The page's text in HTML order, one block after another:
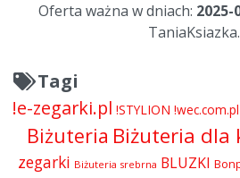
Oferta ważna w dniach: 2025-
Tagi
!e-zegarki.pl !STYLION !wec.com.pl
Biżuteria Biżuteria dla
zegarki Biżuteria srebrna BLUZKI